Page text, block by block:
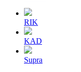
RIK
KAD
Supra